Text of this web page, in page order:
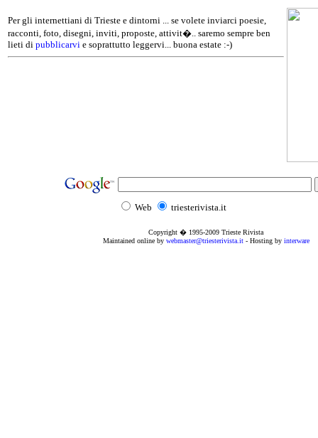
Per gli internettiani di Trieste e dintorni ... se volete inviarci poesie,
racconti, foto, disegni, inviti, proposte, attivit�.. saremo sempre ben
lieti di pubblicarvi e soprattutto leggervi... buona estate :-)
Web triesterivista.it
Copyright � 1995-2009 Trieste Rivista
Maintained online by webmaster@triesterivista.it- Hosting by interware